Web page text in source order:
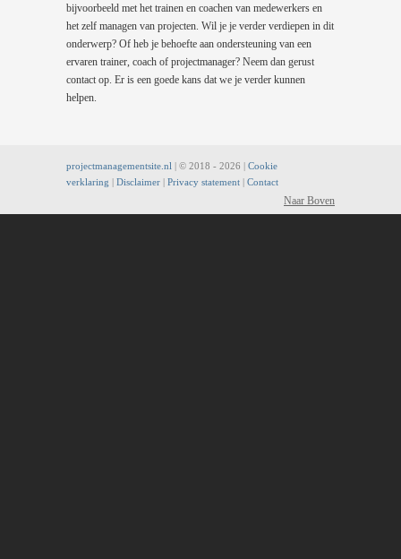
bijvoorbeeld met het trainen en coachen van medewerkers en
het zelf managen van projecten. Wil je je verder verdiepen in dit
onderwerp? Of heb je behoefte aan ondersteuning van een
ervaren trainer, coach of projectmanager? Neem dan gerust
contact op. Er is een goede kans dat we je verder kunnen
helpen.
projectmanagementsite.nl | © 2018 - 2026 | Cookie
verklaring | Disclaimer | Privacy statement | Contact
Naar Boven